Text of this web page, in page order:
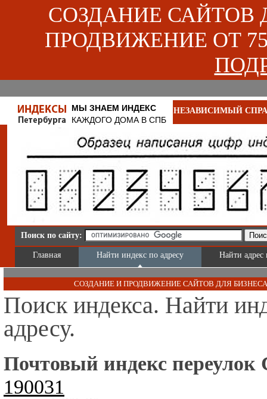
СОЗДАНИЕ САЙТОВ
ПРОДВИЖЕНИЕ ОТ
МЫ ЗНАЕМ ИНДЕКС
КАЖДОГО ДОМА В СПБ
НЕЗАВИСИМЫЙ
Поиск по сайту:
Главная Найти индекс по адресу Найти адрес
СОЗДАНИЕ И ПРОДВИЖЕНИЕ САЙТОВ ДЛЯ
Поиск индекса. Найти
адресу.
Почтовый индекс переулок
190031